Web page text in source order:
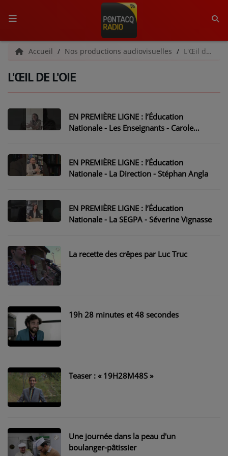
ACCUEIL
RADIO
L'ÉQUIPE
C'ÉTAIT QUOI CE TITRE ?
PODCASTS - SAISON 2026/2027
ARCHIVES - SAISONS PASSÉES
VOS ÉMISSIONS EN IMAGES
ANNONCEURS & ESPACE PRO
VOTRE PUBLICITÉ SUR PONTACQ RADIO
LOCATION DE STUDIOS
ÉDUCATION AUX MÉDIAS ET À
L'INFORMATION
ÉCOUTEZ LES PRODUCTIONS
Accueil Nos productions audiovisuelles L'Œil de l'Oie
L'ŒIL DE L'OIE
EN PREMIÈRE LIGNE : l’Éducation
Nationale - Les Enseignants - Carole
EN PREMIÈRE LIGNE : l’Éducation
Nationale - La Direction - Stéphan Angla
EN PREMIÈRE LIGNE : l’Éducation
Nationale - La SEGPA - Séverine Vignasse
La recette des crêpes par Luc Truc
19h 28 minutes et 48 secondes
Teaser : « 19H28M48S »
Une journée dans la peau d'un
boulanger-pâtissier